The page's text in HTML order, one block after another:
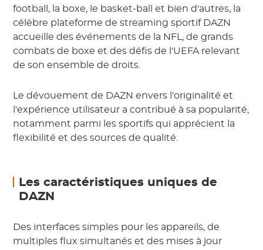
football, la boxe, le basket-ball et bien d'autres, la
célèbre plateforme de streaming sportif DAZN
accueille des événements de la NFL, de grands
combats de boxe et des défis de l'UEFA relevant
de son ensemble de droits.
Le dévouement de DAZN envers l'originalité et
l'expérience utilisateur a contribué à sa popularité,
notamment parmi les sportifs qui apprécient la
flexibilité et des sources de qualité.
Les caractéristiques uniques de
DAZN
Des interfaces simples pour les appareils, de
multiples flux simultanés et des mises à jour